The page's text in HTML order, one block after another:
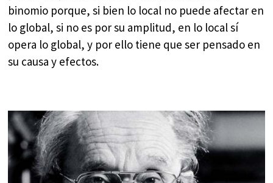
binomio porque, si bien lo local no puede afectar en
lo global, si no es por su amplitud, en lo local sí
opera lo global, y por ello tiene que ser pensado en
su causa y efectos.